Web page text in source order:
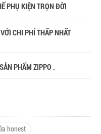
PHỤ KIỆN TRỌN ĐỜI
CHI PHÍ THẤP NHẤT
PHẨM ZIPPO .
honest